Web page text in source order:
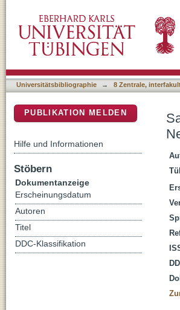
Universitätsbibliographie → 8 Zentrale,
PUBLIKATION MELDEN
Hilfe und Informationen
Stöbern
Dokumentanzeige
Erscheinungsdatum
Autoren
Titel
DDC-Klassifikation